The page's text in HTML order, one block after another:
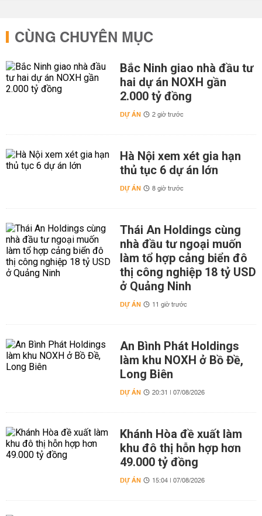
CÙNG CHUYÊN MỤC
Bắc Ninh giao nhà đầu tư
hai dự án NOXH gần
2.000 tỷ đồng
DỰ ÁN 2 giờ trước
Hà Nội xem xét gia hạn
thủ tục 6 dự án lớn
DỰ ÁN 8 giờ trước
Thái An Holdings cùng
nhà đầu tư ngoại muốn
làm tổ hợp cảng biển đô
thị công nghiệp 18 tỷ USD
ở Quảng Ninh
DỰ ÁN 11 giờ trước
An Bình Phát Holdings
làm khu NOXH ở Bồ Đề,
Long Biên
DỰ ÁN 20:31 | 07/08/2026
Khánh Hòa đề xuất làm
khu đô thị hỗn hợp hơn
49.000 tỷ đồng
DỰ ÁN 15:04 | 07/08/2026